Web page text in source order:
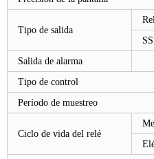
Tipo de salida
Salida de alarma
Tipo de control
Período de muestreo
Ciclo de vida del relé